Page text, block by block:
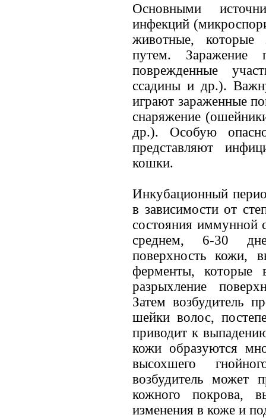
Основными
инфекций
животные, которые
путем. Заражение
поврежденные
ссадины и др.).
играют зараженные
снаряжение
др.). Особую
представляют
кошки.
Инкубационный
в зависимости от
состояния иммунной
среднем, 6-30
поверхность кожи,
ферменты, которые
разрыхление
Затем возбудитель
шейки волос,
приводит к
кожи образуются
высохшего
возбудитель может
кожного покрова,
изменения в коже и